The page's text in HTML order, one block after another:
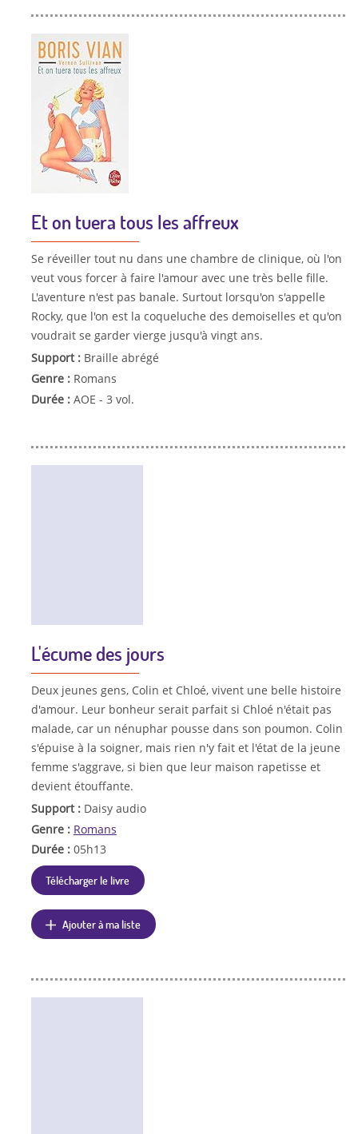
Et on tuera tous les affreux
Se réveiller tout nu dans une chambre de clinique, où l'on
veut vous forcer à faire l'amour avec une très belle fille.
L'aventure n'est pas banale. Surtout lorsqu'on s'appelle
Rocky, que l'on est la coqueluche des demoiselles et qu'on
voudrait se garder vierge jusqu'à vingt ans.
Support : Braille abrégé
Genre : Romans
Durée : AOE - 3 vol.
L'écume des jours
Deux jeunes gens, Colin et Chloé, vivent une belle histoire
d'amour. Leur bonheur serait parfait si Chloé n'était pas
malade, car un nénuphar pousse dans son poumon. Colin
s'épuise à la soigner, mais rien n'y fait et l'état de la jeune
femme s'aggrave, si bien que leur maison rapetisse et
devient étouffante.
Support : Daisy audio
Genre : Romans
Durée : 05h13
Télécharger le livre
Ajouter à ma liste